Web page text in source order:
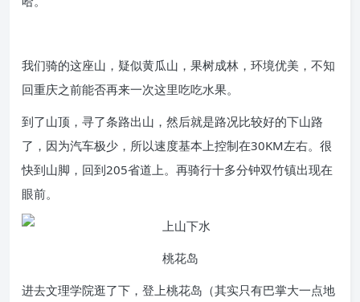
我们骑的这座山，疑似黄瓜山，果树成林，环境优美，不知
回重庆之前能否再来一次这里吃吃水果。
到了山顶，寻了条路出山，然后就是路况比较好的下山路
了，因为汽车极少，所以速度基本上控制在30KM左右。很
快到山脚，回到205省道上。再骑行十多分钟双竹镇出现在
眼前。
桃花岛
进去文理学院逛了下，登上桃花岛（其实只有巴掌大一点地